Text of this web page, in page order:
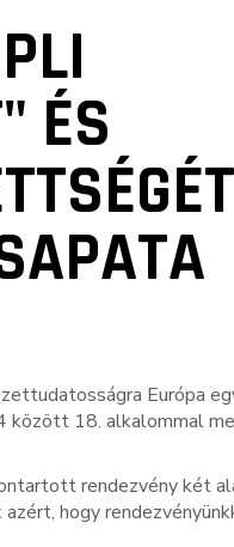
ÉS
Európa
között 18. alkalommal
rendezvény két
hogy